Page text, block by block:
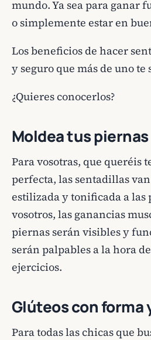
mundo. Ya sea para ganar
o simplemente estar en
Los beneficios de hacer
y seguro que más de uno te
¿Quieres conocerlos?
Moldea tus piernas
Para vosotras, que queréis
perfecta, las sentadillas
estilizada y tonificada a las
vosotros, las ganancias
piernas serán visibles y
serán palpables a la hora
ejercicios.
Glúteos con forma
Para todas las chicas que